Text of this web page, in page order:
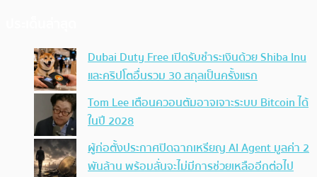
Dubai Duty Free เปิดรับชำระเงินด้วย Shiba Inu
และคริปโตอื่นรวม 30 สกุลเป็นครั้งแรก
Tom Lee เตือนควอนตัมอาจเจาะระบบ Bitcoin ได้
ในปี 2028
ผู้ก่อตั้งประกาศปิดฉากเหรียญ AI Agent มูลค่า 2
พันล้าน พร้อมลั่นจะไม่มีการช่วยเหลืออีกต่อไป